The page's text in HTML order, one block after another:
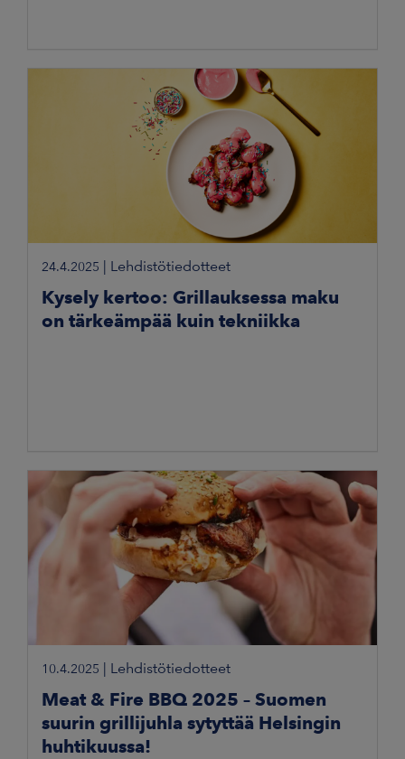
24.4.2025 Lehdistötiedotteet
Kysely kertoo: Grillauksessa maku
on tärkeämpää kuin tekniikka
10.4.2025 Lehdistötiedotteet
Meat & Fire BBQ 2025 – Suomen
suurin grillijuhla sytyttää Helsingin
huhtikuussa!